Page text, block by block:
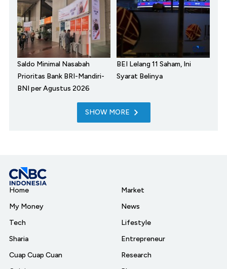
Saldo Minimal Nasabah
Prioritas Bank BRI-Mandiri-
BNI per Agustus 2026
BEI Lelang 11 Saham, Ini
Syarat Belinya
SHOW MORE
Home
My Money
Tech
Sharia
Cuap Cuap Cuan
Market
News
Lifestyle
Entrepreneur
Research